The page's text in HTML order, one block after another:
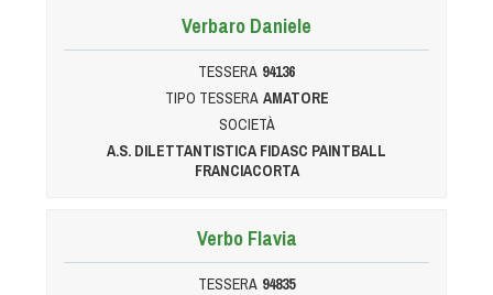
Verbaro Daniele
TESSERA 94136
TIPO TESSERA AMATORE
SOCIETÀ
A.S. DILETTANTISTICA FIDASC PAINTBALL
FRANCIACORTA
Verbo Flavia
TESSERA 94835
Sheepdog
Sport acquatici
Treibball
Ipo Delta
Freestyle
Cinofilia Venatoria